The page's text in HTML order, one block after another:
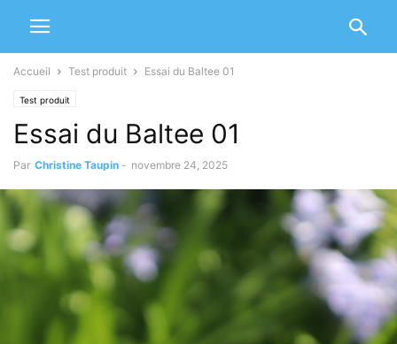
Accueil Test produit Essai du Baltee 01
Test produit
Essai du Baltee 01
Par Christine Taupin - novembre 24, 2025